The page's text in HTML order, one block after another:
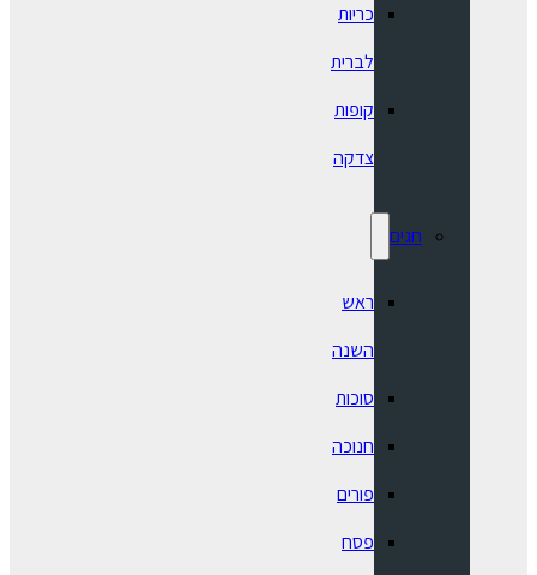
כריות
לברית
קופות
צדקה
חגים
ראש
השנה
סוכות
חנוכה
פורים
פסח